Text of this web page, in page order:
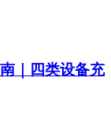
｜四类设备充